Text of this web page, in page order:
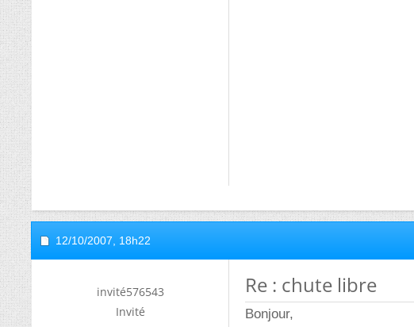
12/10/2007, 18h22
invité576543
Invité
Re : chute libre
Bonjour,